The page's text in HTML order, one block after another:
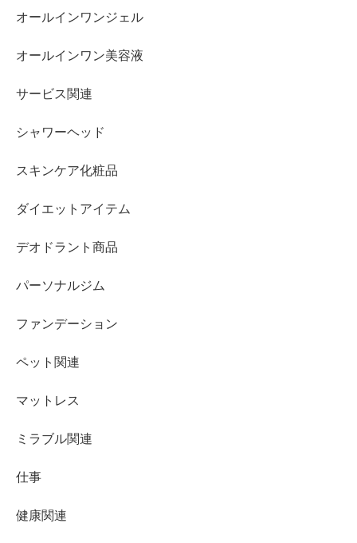
オールインワンジェル
オールインワン美容液
サービス関連
シャワーヘッド
スキンケア化粧品
ダイエットアイテム
デオドラント商品
パーソナルジム
ファンデーション
ペット関連
マットレス
ミラブル関連
仕事
健康関連